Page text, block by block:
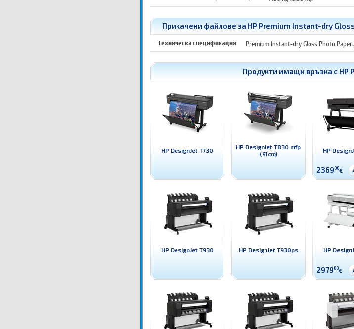
Прикачени файлове за HP Premium Instant-dry
Техническа спецификация Premium Instant-dry Gloss Photo
Продукти имащи връзка с HP
HP DesignJet T730
HP DesignJet T830 mfp
(91cm)
HP
236900€
HP DesignJet T930 HP DesignJet T930ps HP
297900€